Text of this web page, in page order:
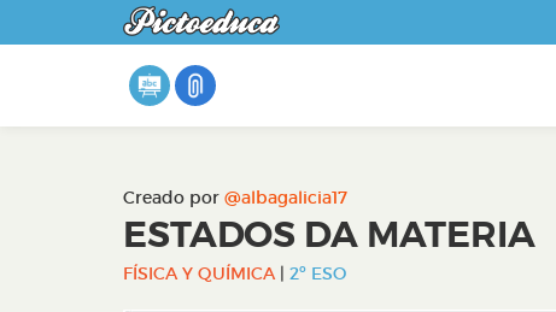
Creado por @albagalicia17
ESTADOS DA MATERIA
FÍSICA Y QUÍMICA | 2º ESO